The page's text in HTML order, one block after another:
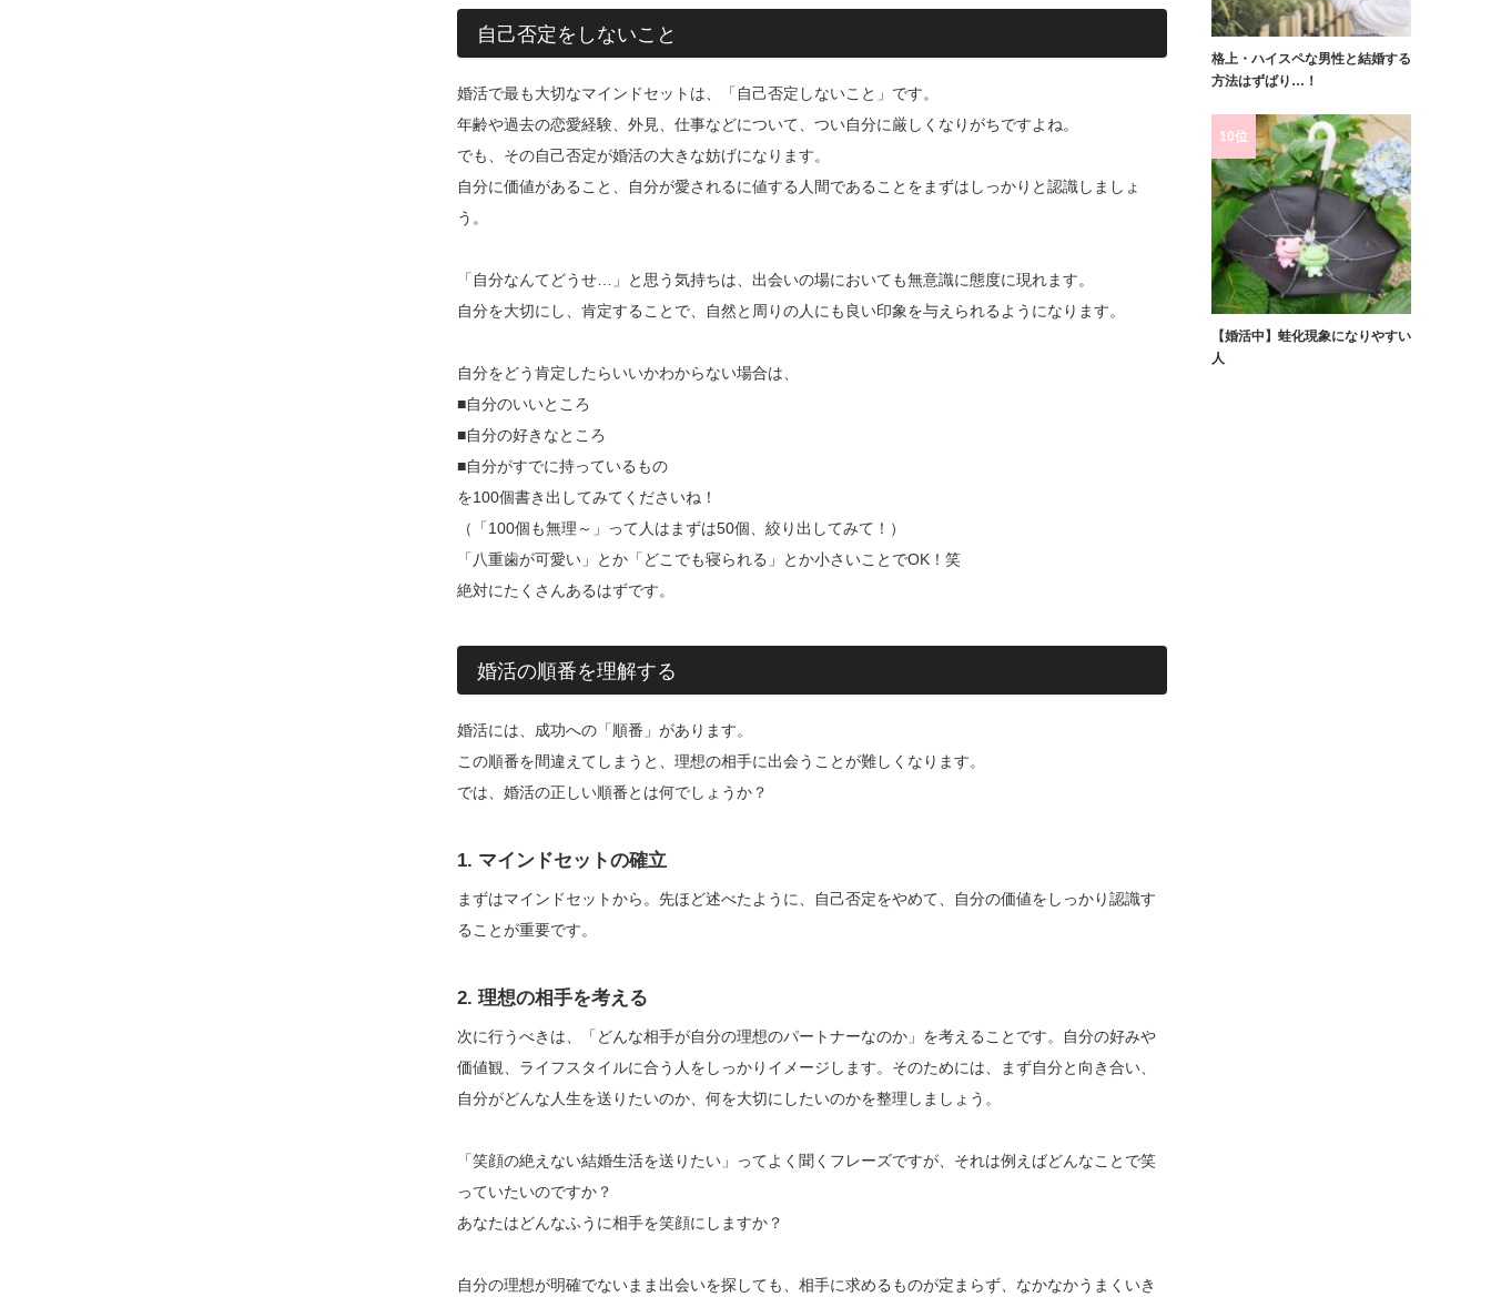
自己否定をしないこと
婚活で最も大切なマインドセットは、「自己否定しないこと」です。
年齢や過去の恋愛経験、外見、仕事などについて、つい自分に厳しくなりがちですよね。
でも、その自己否定が婚活の大きな妨げになります。
自分に価値があること、自分が愛されるに値する人間であることをまずはしっかりと認識しましょ
う。
「自分なんてどうせ…」と思う気持ちは、出会いの場においても無意識に態度に現れます。
自分を大切にし、肯定することで、自然と周りの人にも良い印象を与えられるようになります。
自分をどう肯定したらいいかわからない場合は、
■自分のいいところ
■自分の好きなところ
■自分がすでに持っているもの
を100個書き出してみてくださいね！
（「100個も無理～」って人はまずは50個、絞り出してみて！）
「八重歯が可愛い」とか「どこでも寝られる」とか小さいことでOK！笑
絶対にたくさんあるはずです。
婚活の順番を理解する
婚活には、成功への「順番」があります。
この順番を間違えてしまうと、理想の相手に出会うことが難しくなります。
では、婚活の正しい順番とは何でしょうか？
1. マインドセットの確立
まずはマインドセットから。先ほど述べたように、自己否定をやめて、自分の価値をしっかり認識す
ることが重要です。
2. 理想の相手を考える
次に行うべきは、「どんな相手が自分の理想のパートナーなのか」を考えることです。自分の好みや
価値観、ライフスタイルに合う人をしっかりイメージします。そのためには、まず自分と向き合い、
自分がどんな人生を送りたいのか、何を大切にしたいのかを整理しましょう。
「笑顔の絶えない結婚生活を送りたい」ってよく聞くフレーズですが、それは例えばどんなことで笑
っていたいのですか？
あなたはどんなふうに相手を笑顔にしますか？
自分の理想が明確でないまま出会いを探しても、相手に求めるものが定まらず、なかなかうまくいき
格上・ハイスペな男性と結婚する
方法はずばり…！
10位
【婚活中】蛙化現象になりやすい
人